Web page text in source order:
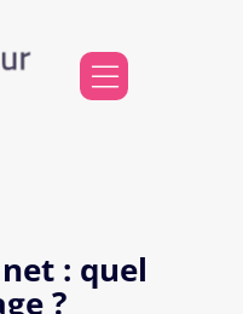
: quel
?